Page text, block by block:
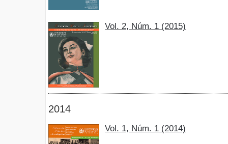
Vol. 2, Núm. 1 (2015)
2014
Vol. 1, Núm. 1 (2014)